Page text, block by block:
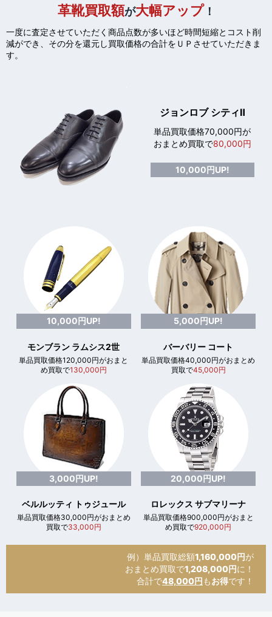
革靴買取額が大幅アップ！
一度に査定させていただく商品点数が多いほど時間短縮とコスト削
減ができ、 その分を還元し買取価格の合計をＵＰさせていただきま
す。
ジョンロブ シティⅡ
単品買取価格70,000円が
おまとめ買取で80,000円
10,000円UP!
10,000円UP!
モンブラン ラムシス2世
単品買取価格120,000円がおまと
め買取で130,000円
5,000円UP!
バーバリー コート
単品買取価格40,000円がおまとめ
買取で45,000円
3,000円UP!
ベルルッティ トゥジュール
単品買取価格30,000円がおまとめ
買取で33,000円
20,000円UP!
ロレックス サブマリーナ
単品買取価格900,000円がおまと
め買取で920,000円
例）単品買取総額1,160,000円が
おまとめ買取で1,208,000円に！
合計で48,000円 もお得です！